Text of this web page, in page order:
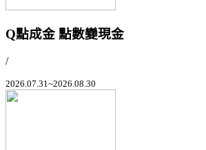
Q點成金 點數變現金
/
2026.07.31~2026.08.30